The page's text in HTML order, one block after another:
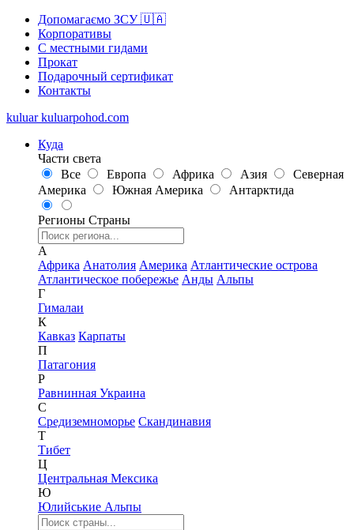
Допомагаємо ЗСУ 🇺🇦
Корпоративы
С местными гидами
Прокат
Подарочный сертификат
Контакты
kuluar kuluarpohod.com
Куда
Части света
Все
Европа Африка Азия
Северная
Америка
Южная Америка Антарктида
Регионы Страны
А
Африка Анатолия Америка Атлантические острова
Атлантическое побережье Анды Альпы
Г
Гималаи
К
Кавказ Карпаты
П
Патагония
Р
Равнинная Украина
С
Средиземноморье Скандинавия
Т
Тибет
Ц
Центральная Мексика
Ю
Юлийськие Альпы